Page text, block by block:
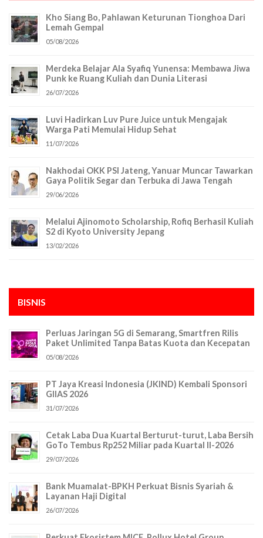
Kho Siang Bo, Pahlawan Keturunan Tionghoa Dari
Lemah Gempal
05/08/2026
Merdeka Belajar Ala Syafiq Yunensa: Membawa Jiwa
Punk ke Ruang Kuliah dan Dunia Literasi
26/07/2026
Luvi Hadirkan Luv Pure Juice untuk Mengajak
Warga Pati Memulai Hidup Sehat
11/07/2026
Nakhodai OKK PSI Jateng, Yanuar Muncar Tawarkan
Gaya Politik Segar dan Terbuka di Jawa Tengah
29/06/2026
Melalui Ajinomoto Scholarship, Rofiq Berhasil Kuliah
S2 di Kyoto University Jepang
13/02/2026
BISNIS
Perluas Jaringan 5G di Semarang, Smartfren Rilis
Paket Unlimited Tanpa Batas Kuota dan Kecepatan
05/08/2026
PT Jaya Kreasi Indonesia (JKIND) Kembali Sponsori
GIIAS 2026
31/07/2026
Cetak Laba Dua Kuartal Berturut-turut, Laba Bersih
GoTo Tembus Rp252 Miliar pada Kuartal II-2026
29/07/2026
Bank Muamalat-BPKH Perkuat Bisnis Syariah &
Layanan Haji Digital
26/07/2026